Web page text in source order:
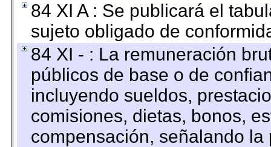
84 XI A : Se publicará el
sujeto obligado de
84 XI - : La remuneración
públicos de base o de
incluyendo sueldos,
comisiones, dietas, bonos,
compensación, señalando